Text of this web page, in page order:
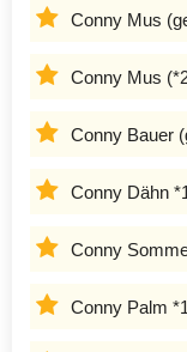
Conny Mus
Conny Mus
Conny Bauer
Conny Dähn
Conny
Conny Palm